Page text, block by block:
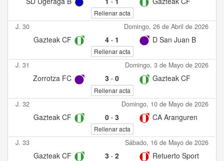
Rellenar acta
J. 30 Domingo, 26 de Abril de 2026
Gazteak CF 4· 1 D San Juan B
Rellenar acta
J. 31 Domingo, 3 de Mayo de 2026
Zorrotza FC 3· 0 Gazteak CF
Rellenar acta
J. 32 Domingo, 10 de Mayo de 2026
Gazteak CF 0· 3 CA Aranguren
Rellenar acta
J. 33 Sábado, 16 de Mayo de 2026
Gazteak CF 3· 2
Retuerto Sport